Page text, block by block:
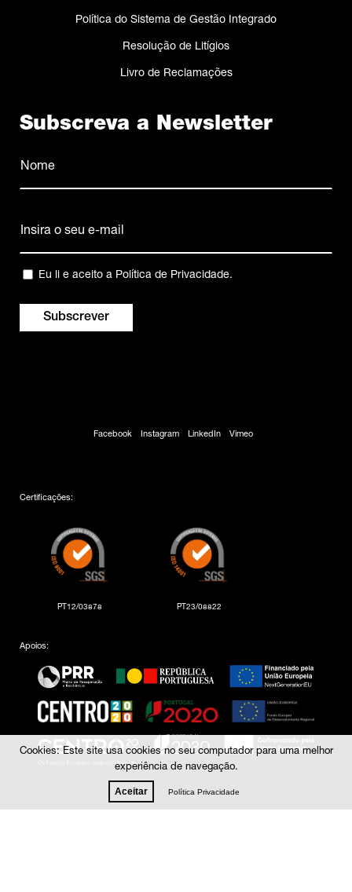
Política do Sistema de Gestão Integrado
Resolução de Litígios
Livro de Reclamações
Subscreva a Newsletter
Privacidade
Eu li e aceito a Política de Privacidade.
Certificações:
PT12/03878 PT23/08822
Apoios:
Facebook Instagram LinkedIn Vimeo
Cookies: Este site usa cookies no seu computador para uma melhor
experiência de navegação.
Aceitar Política Privacidade